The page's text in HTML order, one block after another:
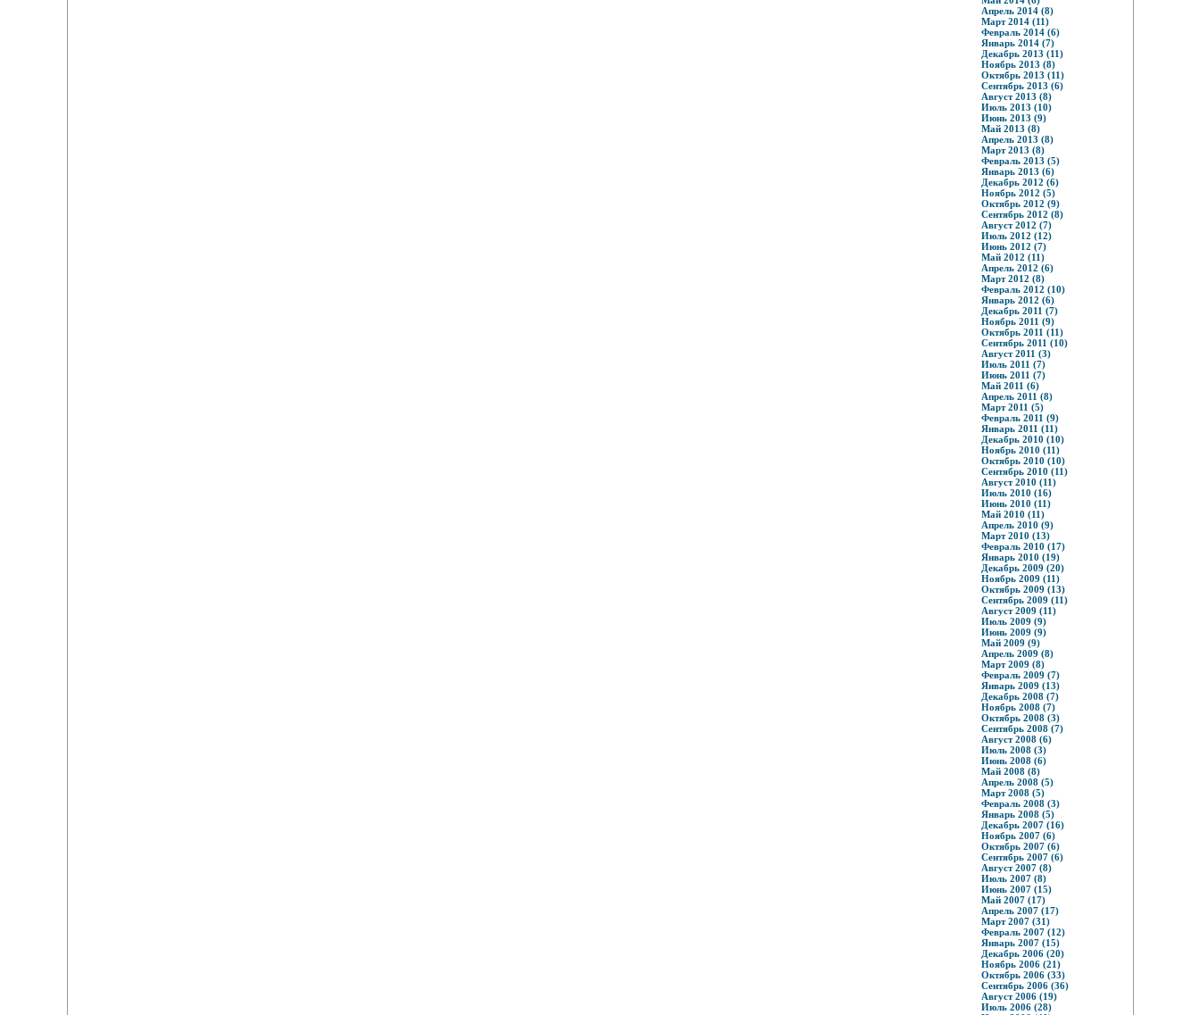
Апрель 2014 (8)
Март 2014 (11)
Февраль 2014 (6)
Январь 2014 (7)
Декабрь 2013 (11)
Ноябрь 2013 (8)
Октябрь 2013 (11)
Сентябрь 2013 (6)
Август 2013 (8)
Июль 2013 (10)
Июнь 2013 (9)
Май 2013 (8)
Апрель 2013 (8)
Март 2013 (8)
Февраль 2013 (5)
Январь 2013 (6)
Декабрь 2012 (6)
Ноябрь 2012 (5)
Октябрь 2012 (9)
Сентябрь 2012 (8)
Август 2012 (7)
Июль 2012 (12)
Июнь 2012 (7)
Май 2012 (11)
Апрель 2012 (6)
Март 2012 (8)
Февраль 2012 (10)
Январь 2012 (6)
Декабрь 2011 (7)
Ноябрь 2011 (9)
Октябрь 2011 (11)
Сентябрь 2011 (10)
Август 2011 (3)
Июль 2011 (7)
Июнь 2011 (7)
Май 2011 (6)
Апрель 2011 (8)
Март 2011 (5)
Февраль 2011 (9)
Январь 2011 (11)
Декабрь 2010 (10)
Ноябрь 2010 (11)
Октябрь 2010 (10)
Сентябрь 2010 (11)
Август 2010 (11)
Июль 2010 (16)
Июнь 2010 (11)
Май 2010 (11)
Апрель 2010 (9)
Март 2010 (13)
Февраль 2010 (17)
Январь 2010 (19)
Декабрь 2009 (20)
Ноябрь 2009 (11)
Октябрь 2009 (13)
Сентябрь 2009 (11)
Август 2009 (11)
Июль 2009 (9)
Июнь 2009 (9)
Май 2009 (9)
Апрель 2009 (8)
Март 2009 (8)
Февраль 2009 (7)
Январь 2009 (13)
Декабрь 2008 (7)
Ноябрь 2008 (7)
Октябрь 2008 (3)
Сентябрь 2008 (7)
Август 2008 (6)
Июль 2008 (3)
Июнь 2008 (6)
Май 2008 (8)
Апрель 2008 (5)
Март 2008 (5)
Февраль 2008 (3)
Январь 2008 (5)
Декабрь 2007 (16)
Ноябрь 2007 (6)
Октябрь 2007 (6)
Сентябрь 2007 (6)
Август 2007 (8)
Июль 2007 (8)
Июнь 2007 (15)
Май 2007 (17)
Апрель 2007 (17)
Март 2007 (31)
Февраль 2007 (12)
Январь 2007 (15)
Декабрь 2006 (20)
Ноябрь 2006 (21)
Октябрь 2006 (33)
Сентябрь 2006 (36)
Август 2006 (19)
Июль 2006 (28)